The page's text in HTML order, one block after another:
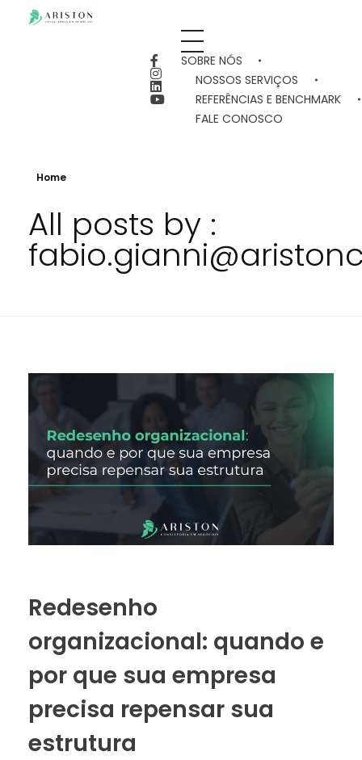
SOBRE NÓS
NOSSOS SERVIÇOS
REFERÊNCIAS E BENCHMARK
FALE CONOSCO
Home
All posts by :
Redesenho
organizacional: quando e
por que sua empresa
precisa repensar sua
estrutura